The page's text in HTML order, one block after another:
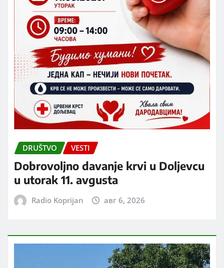
DRUŠTVO VESTI
Dobrovoljno davanje krvi u Doljevcu
u utorak 11. avgusta
Radio Koprijan авг 6, 2026